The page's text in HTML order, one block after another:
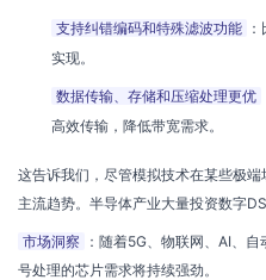
支持纠错编码和特殊滤波功能
实现。
数据传输、存储和压缩处理更优
高效传输，降低带宽需求。
这告诉我们，尽管模拟技术在某些极
主流趋势。半导体产业大量投资数字
市场洞察
：随着5G、物联网、AI、
号处理的芯片需求将持续强劲。